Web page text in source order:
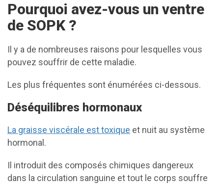
Pourquoi avez-vous un ventre
de SOPK ?
Il y a de nombreuses raisons pour lesquelles vous
pouvez souffrir de cette maladie.
Les plus fréquentes sont énumérées ci-dessous.
Déséquilibres hormonaux
La graisse viscérale est toxique et nuit au système
hormonal.
Il introduit des composés chimiques dangereux
dans la circulation sanguine et tout le corps souffre